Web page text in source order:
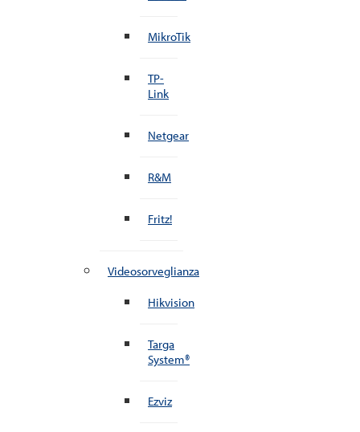
MikroTik
TP-
Link
Netgear
R&M
Fritz!
Videosorveglianza
Hikvision
Targa
System®
Ezviz